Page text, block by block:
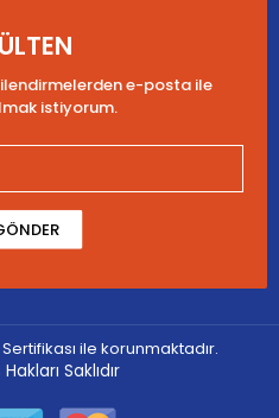
e-posta ile
istiyorum.
ile korunmaktadır.
Saklıdır